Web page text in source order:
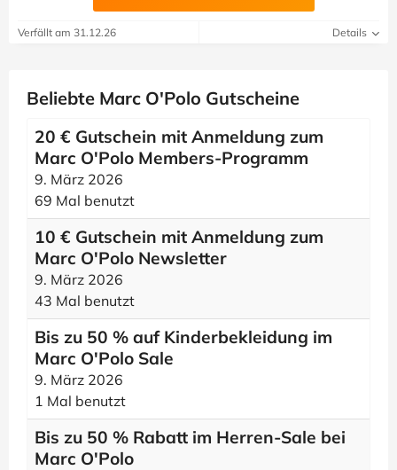
Verfällt am 31.12.26 Details
Beliebte Marc O'Polo Gutscheine
20 € Gutschein mit Anmeldung zum
Marc O'Polo Members-Programm
9. März 2026
69 Mal benutzt
10 € Gutschein mit Anmeldung zum
Marc O'Polo Newsletter
9. März 2026
43 Mal benutzt
Bis zu 50 % auf Kinderbekleidung im
Marc O'Polo Sale
9. März 2026
1 Mal benutzt
Bis zu 50 % Rabatt im Herren-Sale bei
Marc O'Polo